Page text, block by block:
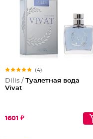
(4)
Dilis / Туалетная вода
Vivat
1601 ₽